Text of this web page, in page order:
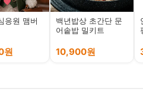
응원 맴버
원
백년밥상 초간단 문
어솥밥 밀키트
10,900원